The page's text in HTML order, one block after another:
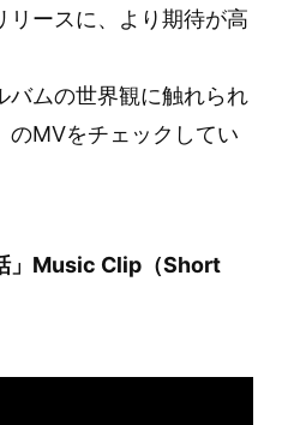
リースに、より期待が高
バムの世界観に触れられ
のMVをチェックしてい
」Music Clip（Short